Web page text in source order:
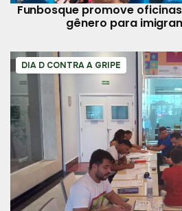
Funbosque promove
gênero para
DIA D CONTRA A GRIPE